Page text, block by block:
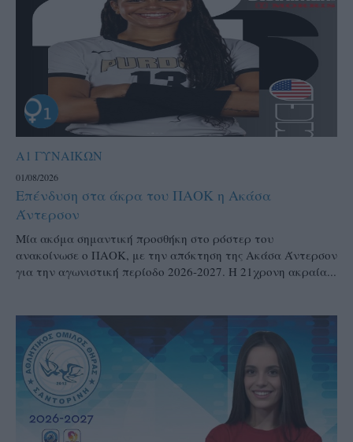
Α1 ΓΥΝΑΙΚΩΝ
01/08/2026
Επένδυση στα άκρα του ΠΑΟΚ η Ακάσα
Άντερσον
Μία ακόμα σημαντική προσθήκη στο ρόστερ του
ανακοίνωσε ο ΠΑΟΚ, με την απόκτηση της Ακάσα Άντερσον
για την αγωνιστική περίοδο 2026-2027. Η 21χρονη ακραία...